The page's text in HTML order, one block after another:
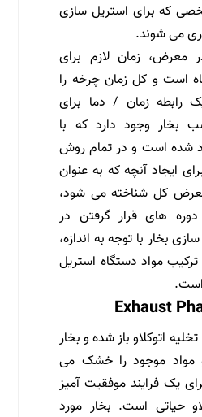
که برای استریل سازی
می شوند.
معرض، زمان لازم برای
است و کل زمان چرخه را
زمان / دما برای
بخار وجود دارد که با
شده است و در تمام روش
ایجاد آنچه که به عنوان
معرض کل شناخته می شود،
های قرار گرفتن در
بخار با توجه به اندازه،
مواد دستگاه استریل
است.
Exhaust
اتوکلاو باز شده و بخار
مواد موجود را خشک می
یک فرایند موفقیت آمیز
حیاتی است. بخار مورد